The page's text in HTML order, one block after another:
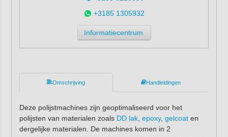
+3185 1305932
Informatiecentrum
Omschrijving Handleidingen
Deze polijstmachines zijn geoptimaliseerd voor het
polijsten van materialen zoals DD lak, epoxy, gelcoaten
dergelijke materialen. De machines komen in 2